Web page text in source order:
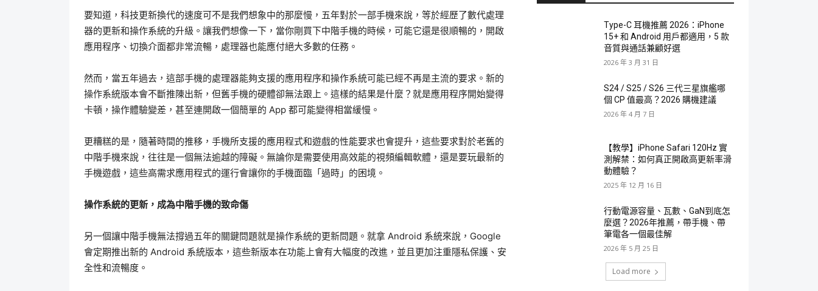
要知道，科技更新換代的速度可不是我們想象中的那麼慢，五年對於一部手機來說，等於經歷了數代處理
器的更新和操作系統的升級。讓我們想像一下，當你剛買下中階手機的時候，可能它還是很順暢的，開啟
應用程序、切換介面都非常流暢，處理器也能應付絕大多數的任務。
然而，當五年過去，這部手機的處理器能夠支援的應用程序和操作系統可能已經不再是主流的要求。新的
操作系統版本會不斷推陳出新，但舊手機的硬體卻無法跟上。這樣的結果是什麼？就是應用程序開始變得
卡頓，操作體驗變差，甚至連開啟一個簡單的 App 都可能變得相當緩慢。
更糟糕的是，隨著時間的推移，手機所支援的應用程式和遊戲的性能要求也會提升，這些要求對於老舊的
中階手機來說，往往是一個無法逾越的障礙。無論你是需要使用高效能的視頻編輯軟體，還是要玩最新的
手機遊戲，這些高需求應用程式的運行會讓你的手機面臨「過時」的困境。
操作系統的更新，成為中階手機的致命傷
另一個讓中階手機無法撐過五年的關鍵問題就是操作系統的更新問題。就拿 Android 系統來說，Google
會定期推出新的 Android 系統版本，這些新版本在功能上會有大幅度的改進，並且更加注重隱私保護、安
全性和流暢度。
Type-C 耳機推薦 2026：iPhone
15+ 和 Android 用戶都適用，5 款
音質與通話兼顧好選
2026 年 3 月 31 日
S24 / S25 / S26 三代三星旗艦哪
個 CP 值最高？2026 購機建議
2026 年 4 月 7 日
【教學】iPhone Safari 120Hz 實
測解禁：如何真正開啟高更新率滑
動體驗？
2025 年 12 月 16 日
行動電源容量、瓦數、GaN到底怎
麼選？2026年推薦，帶手機、帶
筆電各一個最佳解
2026 年 5 月 25 日
Load more